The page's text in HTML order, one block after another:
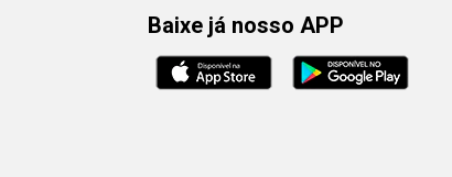
Baixe já nosso APP